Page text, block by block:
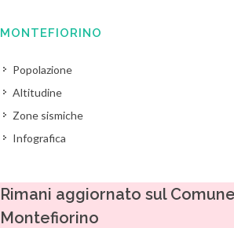
MONTEFIORINO
Popolazione
Altitudine
Zone sismiche
Infografica
Rimani aggiornato sul
Montefiorino